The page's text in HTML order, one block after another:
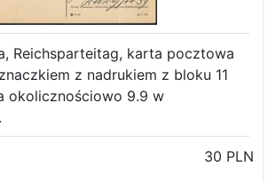
Reichsparteitag, karta pocztowa
z nadrukiem z bloku 11
okolicznościowo 9.9 w
30 PLN